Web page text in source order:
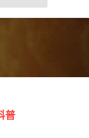
普